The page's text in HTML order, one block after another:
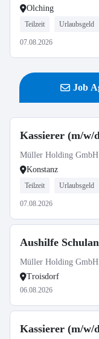
Olching
Teilzeit Urlaubsgeld
07.08.2026
Job
Kassierer (m/w/
Müller Holding
Konstanz
Teilzeit Urlaubsgeld
07.08.2026
Aushilfe
Müller Holding
Troisdorf
06.08.2026
Kassierer (m/w/